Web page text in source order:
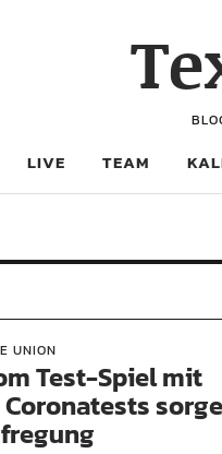
LIVE TEAM
UNION
Test-Spiel mit